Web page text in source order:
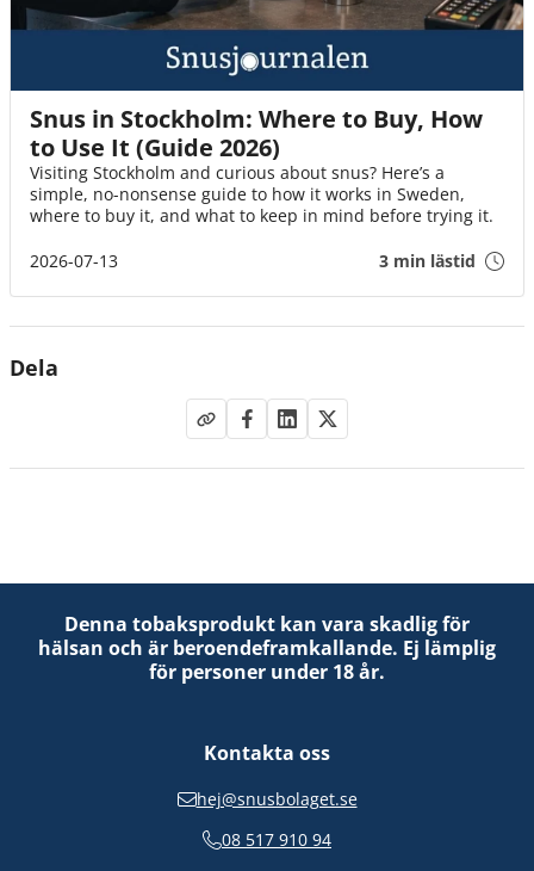
Snus in Stockholm: Where to Buy, How
to Use It (Guide 2026)
Visiting Stockholm and curious about snus? Here’s a
simple, no-nonsense guide to how it works in Sweden,
where to buy it, and what to keep in mind before trying it.
2026-07-13
3 min lästid
Dela
Denna tobaksprodukt kan vara skadlig för
hälsan och är beroendeframkallande. Ej lämplig
för personer under 18 år.
Kontakta oss
hej@snusbolaget.se
08 517 910 94